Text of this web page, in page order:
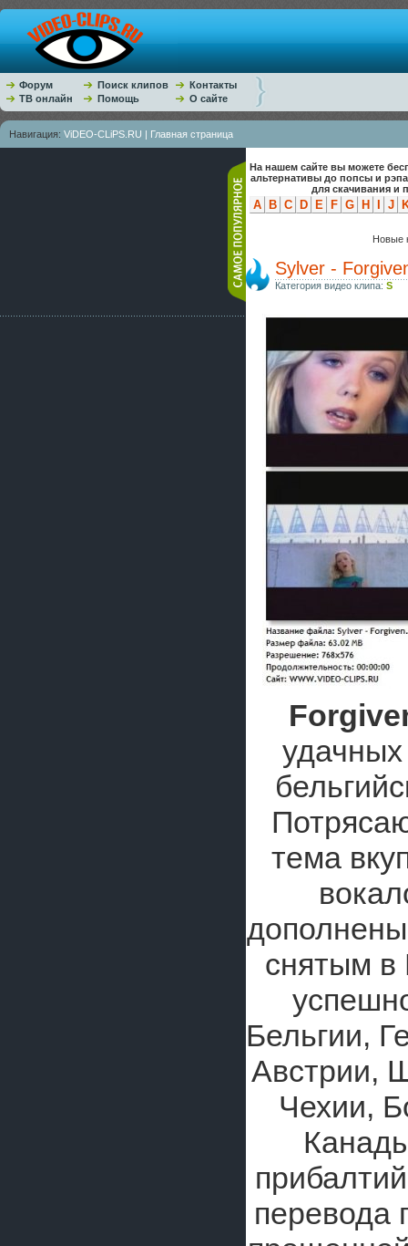
Форум Поиск клипов
Контакты
ТВ онлайн
Помощь О сайте
Навигация: ViDEO-CLiPS.RU | Главная страница
На нашем сайте вы можете
альтернативы до попсы и
для скачивания и
A B C D E F G H J
Новые
Sylver -
Категория видео клипа: S
тема
снятым в
Бельгии,
Австрии,
Чехии,
перевода